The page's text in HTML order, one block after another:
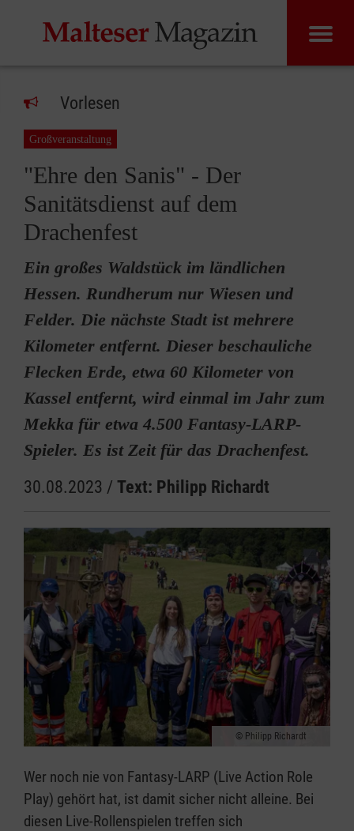
Vorlesen
Großveranstaltung
"Ehre den Sanis" - Der
Sanitätsdienst auf dem
Drachenfest
Ein großes Waldstück im ländlichen
Hessen. Rundherum nur Wiesen und
Felder. Die nächste Stadt ist mehrere
Kilometer entfernt. Dieser beschauliche
Flecken Erde, etwa 60 Kilometer von
Kassel entfernt, wird einmal im Jahr zum
Mekka für etwa 4.500 Fantasy-LARP-
Spieler. Es ist Zeit für das Drachenfest.
30.08.2023 / Text: Philipp Richardt
Philipp Richardt
Wer noch nie von Fantasy-LARP (Live Action Role
Play) gehört hat, ist damit sicher nicht alleine. Bei
diesen Live-Rollenspielen treffen sich